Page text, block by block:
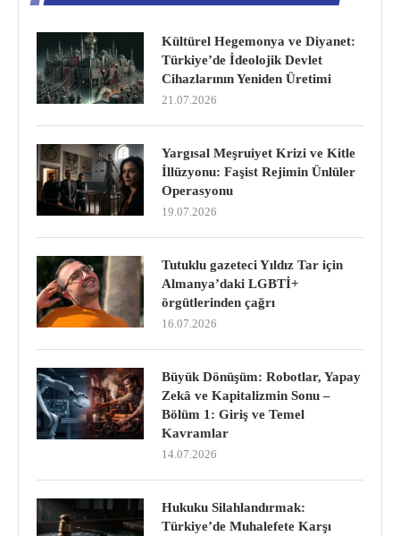
Kültürel Hegemonya ve Diyanet:
Türkiye’de İdeolojik Devlet
Cihazlarının Yeniden Üretimi
21.07.2026
Yargısal Meşruiyet Krizi ve Kitle
İllüzyonu: Faşist Rejimin Ünlüler
Operasyonu
19.07.2026
Tutuklu gazeteci Yıldız Tar için
Almanya’daki LGBTİ+
örgütlerinden çağrı
16.07.2026
Büyük Dönüşüm: Robotlar, Yapay
Zekâ ve Kapitalizmin Sonu –
Bölüm 1: Giriş ve Temel
Kavramlar
14.07.2026
Hukuku Silahlandırmak:
Türkiye’de Muhalefete Karşı